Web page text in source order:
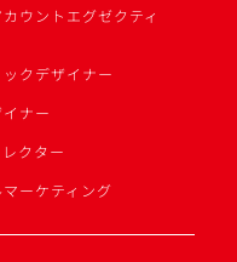
ウントエグゼクティ
クデザイナー
ナー
クター
ーケティング